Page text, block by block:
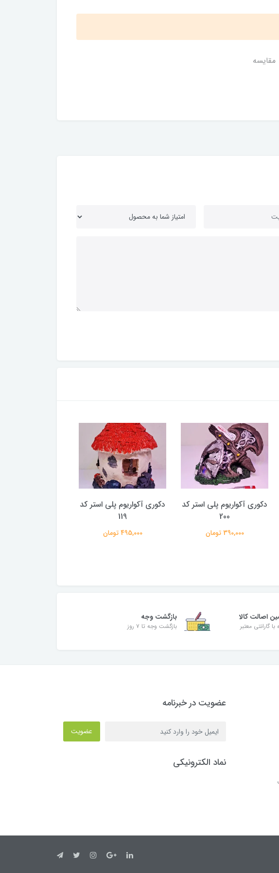
مقایسه
دکوری آکواریوم پلی استر کد
200
390,000 تومان
دکوری آکواریوم پلی استر کد
119
495,000 تومان
اصالت کالا
با گارانتی معتبر
بازگشت وجه
بازگشت وجه تا ۷ روز
عضویت در خبرنامه
عضویت
نماد الکترونیکی